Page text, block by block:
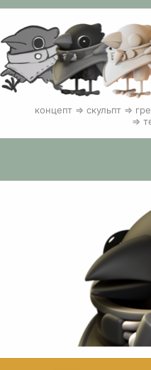
концепт => скульпт =>
=>